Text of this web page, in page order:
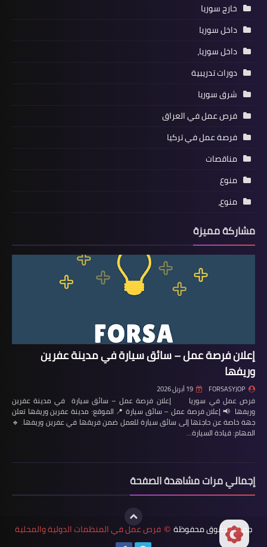
خارج سوريا
داخل سوريا
داخل سوريا،
دورات تدريبية
شرق سوريا
فرص عمل في العراق
فرصة عمل في تركيا
مناقصات
منوع
منوع،
مشاركة مميزة
إعلان فرصة عمل – سائق سيارة في مدينة عفرين
وريفها
FORSASYJOP 19 أبريل 2026
فرص عمل في سوريا إعلان فرصة عمل – سائق سيارة في مدينة عفرين
وريفها 📢 إعلان فرصة عمل – سائق سيارة 📍 الموقع: مدينة عفرين وريفها تعلن
جهة خاصة عن حاجتها إلى سائق سيارة للعمل ضمن فريقها في عفرين وريفها. 🔹
المهام: قيادة السيارة…
إجمالي مرات مشاهدة الصفحة
جميع الحقوق محفوظة © فرص عمل في المنظمات الدولية والمحلية